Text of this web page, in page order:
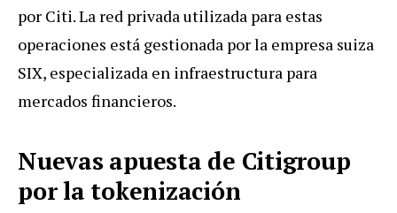
por Citi.La red privada utilizada para estas
operaciones está gestionada por la empresa suiza
SIX, especializada en infraestructura para
mercados financieros.
Nuevas apuesta de Citigroup
por la tokenización